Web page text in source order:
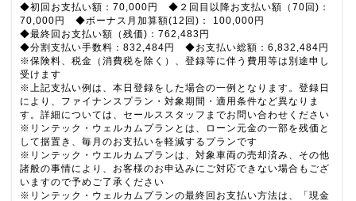
◆初回お支払い額：70,000円 ◆２回目以降お支払い額（70回)：
70,000円 ◆ボーナス月加算額(12回)： 100,000円
◆最終回お支払い額（残価)：762,483円
◆分割支払い手数料：832,484円 ◆お支払い総額：6,832,484円
※保険料、税金（消費税を除く）、登録等に伴う費用等は別途申し
受けます
※上記支払い例は、本日登録をした場合の一例となります。登録日
により、ファイナンスプラン・対象期間・適用条件など異なりま
す。詳細については、セールススタッフまでお問い合わせください
※リンテック・ウェルカムプランとは、ローン元金の一部を残価と
して据置き、毎月のお支払いを軽減するプランです
※リンテック・ウエルカムプランは、対象車両の売却済み、その他
諸般の事情により、お客様のお申込みにご対応できない場合もござ
いますので予めご了承ください
※リンテック・ウェルカムプランの最終回お支払い方法は、「現金